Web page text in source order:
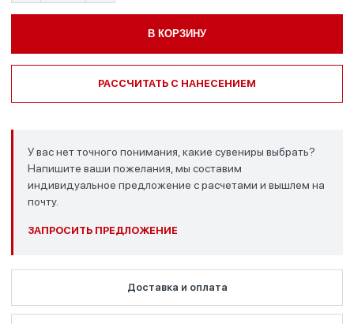
В КОРЗИНУ
РАССЧИТАТЬ С НАНЕСЕНИЕМ
У вас нет точного понимания, какие сувениры выбрать?
Напишите ваши пожелания, мы составим
индивидуальное предложение с расчетами и вышлем на
почту.
ЗАПРОСИТЬ ПРЕДЛОЖЕНИЕ
Доставка и оплата